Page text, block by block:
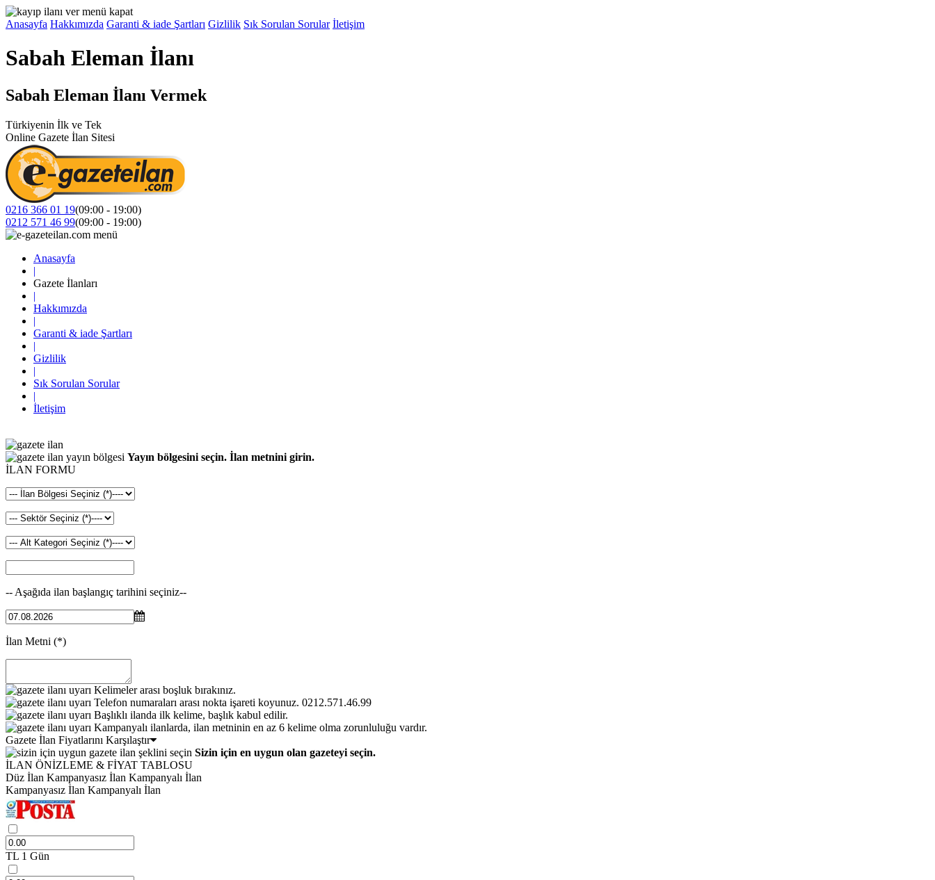
Anasayfa Hakkımızda Garanti & iade Şartları Gizlilik Sık Sorulan Sorular İletişim
Sabah Eleman İlanı
Sabah Eleman İlanı Vermek
Türkiyenin İlk ve Tek
Online Gazete İlan Sitesi
0216 366 01 19(09:00 - 19:00)
0212 571 46 99(09:00 - 19:00)
Anasayfa
|
Gazete İlanları
|
Hakkımızda
|
Garanti & iade Şartları
|
Gizlilik
|
Sık Sorulan Sorular
|
İletişim
Yayın bölgesini seçin. İlan metnini girin.
İLAN FORMU
-- Aşağıda ilan başlangıç tarihini seçiniz--
İlan Metni (*)
Kelimeler arası boşluk bırakınız.
Telefon numaraları arası nokta işareti koyunuz. 0212.571.46.99
Başlıklı ilanda ilk kelime, başlık kabul edilir.
Kampanyalı ilanlarda, ilan metninin en az 6 kelime olma zorunluluğu vardır.
Gazete İlan Fiyatlarını Karşılaştır
Sizin için en uygun olan gazeteyi seçin.
İLAN ÖNİZLEME & FİYAT TABLOSU
Düz İlan Kampanyasız İlan Kampanyalı İlan
Kampanyasız İlan Kampanyalı İlan
TL 1 Gün